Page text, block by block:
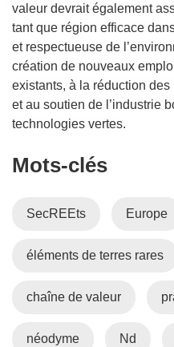
valeur devrait également
tant que région efficace
et respectueuse de
création de nouveaux
existants, à la réduction
et au soutien de l’industrie
technologies vertes.
Mots‑clés
SecREEts Europe
éléments de terres rares
chaîne de valeur
néodyme Nd